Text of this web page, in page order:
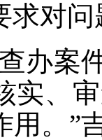
求对
案件
实、
用。”